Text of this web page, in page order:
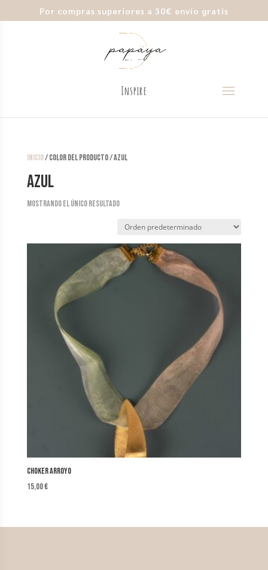
Por compras superiores a 30€ envío gratis
Inicio/ color del producto / AZUL
AZUL
Mostrando el único resultado
Choker Arroyo
15,00€